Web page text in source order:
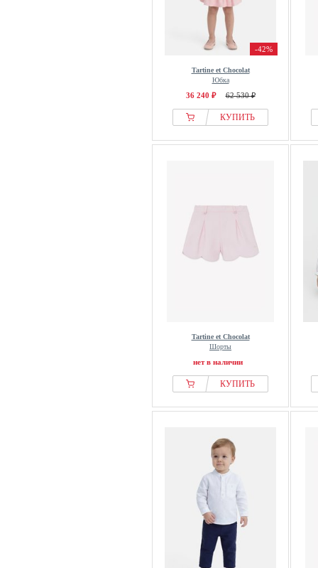
-42%
Tartine et Chocolat
Юбка
36 240 ₽ 62 530 ₽
КУПИТЬ
Tartine et Chocolat
Шорты
нет в наличии
КУПИТЬ